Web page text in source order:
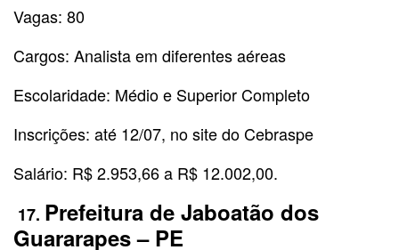
Vagas: 80
Cargos: Analista em diferentes aéreas
Escolaridade: Médio e Superior Completo
Inscrições: até 12/07, no site do Cebraspe
Salário: R$ 2.953,66 a R$ 12.002,00.
17. Prefeitura de Jaboatão dos
Guararapes – PE